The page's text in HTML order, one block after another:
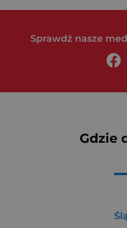
Sprawdź nasze
F
a
e
o
Gdzie